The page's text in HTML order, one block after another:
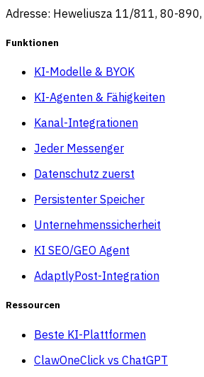
Adresse: Heweliusza 11/811, 80-890,
Funktionen
KI-Modelle & BYOK
KI-Agenten & Fähigkeiten
Kanal-Integrationen
Jeder Messenger
Datenschutz zuerst
Persistenter Speicher
Unternehmenssicherheit
KI SEO/GEO Agent
AdaptlyPost-Integration
Ressourcen
Beste KI-Plattformen
ClawOneClick vs ChatGPT